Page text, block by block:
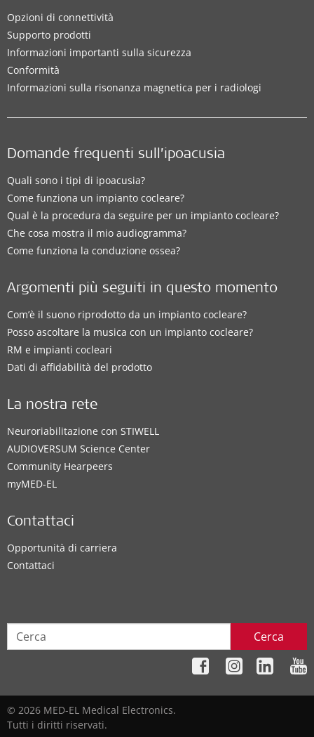
Opzioni di connettività
Supporto prodotti
Informazioni importanti sulla sicurezza
Conformità
Informazioni sulla risonanza magnetica per i radiologi
Domande frequenti sull’ipoacusia
Quali sono i tipi di ipoacusia?
Come funziona un impianto cocleare?
Qual è la procedura da seguire per un impianto cocleare?
Che cosa mostra il mio audiogramma?
Come funziona la conduzione ossea?
Argomenti più seguiti in questo momento
Com’è il suono riprodotto da un impianto cocleare?
Posso ascoltare la musica con un impianto cocleare?
RM e impianti cocleari
Dati di affidabilità del prodotto
La nostra rete
Neuroriabilitazione con STIWELL
AUDIOVERSUM Science Center
Community Hearpeers
myMED‑EL
Contattaci
Opportunità di carriera
Contattaci
Cerca
© 2026 MED-EL Medical Electronics.
Tutti i diritti riservati.